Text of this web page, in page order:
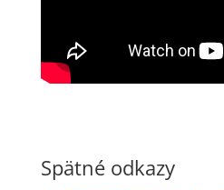
Spätné odkazy